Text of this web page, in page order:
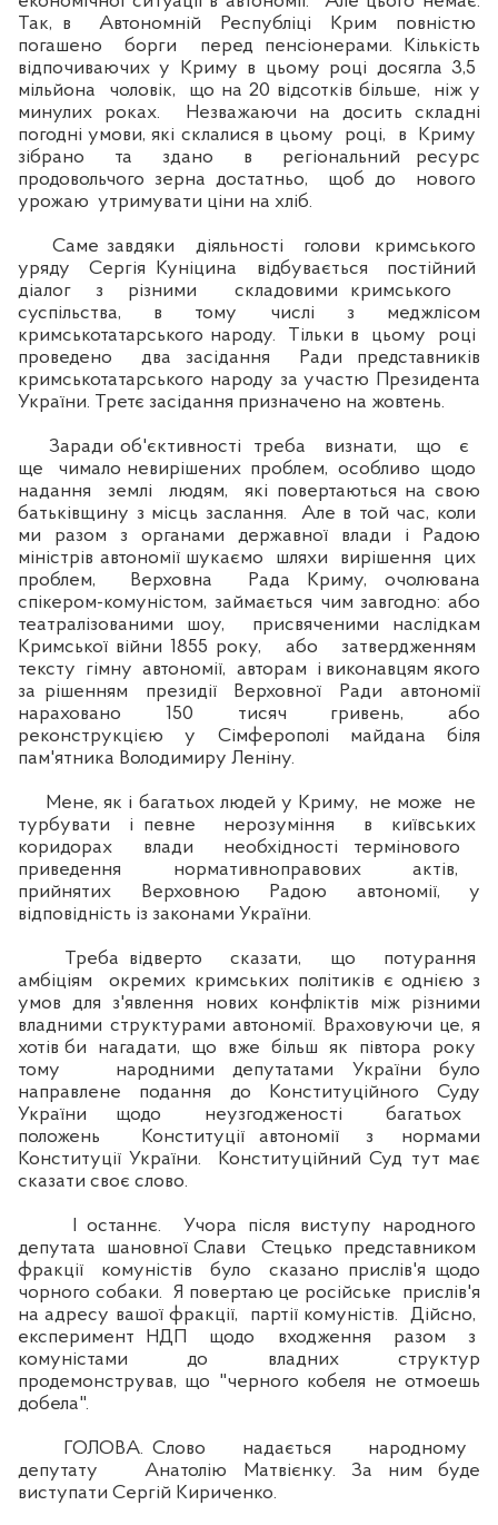
Так, в Автономній Республіці Крим повністю
погашено борги перед пенсіонерами. Кількість
відпочиваючих у Криму в цьому році досягла 3,5
мільйона чоловік, що на 20 відсотків більше, ніж у
минулих роках. Незважаючи на досить складні
погодні умови, які склалися в цьому році, в Криму
зібрано та здано в регіональний ресурс
продовольчого зерна достатньо, щоб до нового
урожаю утримувати ціни на хліб.
Саме завдяки діяльності голови кримського
уряду Сергія Куніцина відбувається постійний
діалог з різними складовими кримського
суспільства, в тому числі з меджлісом
кримськотатарського народу. Тільки в цьому році
проведено два засідання Ради представників
кримськотатарського народу за участю Президента
України. Третє засідання призначено на жовтень.
Заради об'єктивності треба визнати, що є
ще чимало невирішених проблем, особливо щодо
надання землі людям, які повертаються на свою
батьківщину з місць заслання. Але в той час, коли
ми разом з органами державної влади і Радою
міністрів автономії шукаємо шляхи вирішення цих
проблем, Верховна Рада Криму, очолювана
спікером-комуністом, займається чим завгодно: або
театралізованими шоу, присвяченими наслідкам
Кримської війни 1855 року, або затвердженням
тексту гімну автономії, авторам і виконавцям якого
за рішенням президії Верховної Ради автономії
нараховано 150 тисяч гривень, або
реконструкцією у Сімферополі майдана біля
пам'ятника Володимиру Леніну.
Мене, як і багатьох людей у Криму, не може не
турбувати і певне нерозуміння в київських
коридорах влади необхідності термінового
приведення нормативноправових актів,
прийнятих Верховною Радою автономії, у
відповідність із законами України.
Треба відверто сказати, що потурання
амбіціям окремих кримських політиків є однією з
умов для з'явлення нових конфліктів між різними
владними структурами автономії. Враховуючи це, я
хотів би нагадати, що вже більш як півтора року
тому народними депутатами України було
направлене подання до Конституційного Суду
України щодо неузгодженості багатьох
положень Конституції автономії з нормами
Конституції України. Конституційний Суд тут має
сказати своє слово.
І останнє. Учора після виступу народного
депутата шановної Слави Стецько представником
фракції комуністів було сказано прислів'я щодо
чорного собаки. Я повертаю це російське прислів'я
на адресу вашої фракції, партії комуністів. Дійсно,
експеримент НДП щодо входження разом з
комуністами до владних структур
продемонстрував, що "черного кобеля не отмоешь
добела".
ГОЛОВА. Слово надається народному
депутату Анатолію Матвієнку. За ним буде
виступати Сергій Кириченко.